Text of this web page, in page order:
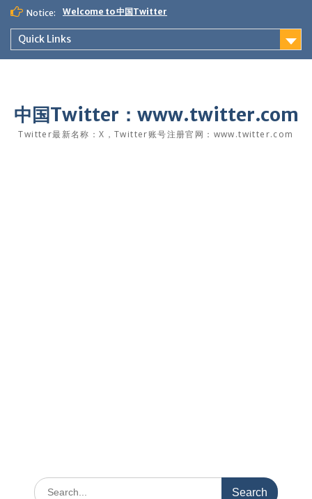
Skip
content
Notice: Welcome to 中国Twitter
Quick Links
中国Twitter：www.twitter.com
Twitter最新名称：X，Twitter账号注册官网：www.twitter.com
Search